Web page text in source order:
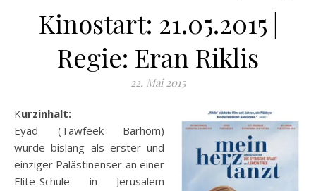
Kinostart: 21.05.2015 |
Regie: Eran Riklis
22. Mai 2015
Kurzinhalt:
Eyad (Tawfeek Barhom)
wurde bislang als erster und
einziger Palästinenser an einer
Elite-Schule in Jerusalem